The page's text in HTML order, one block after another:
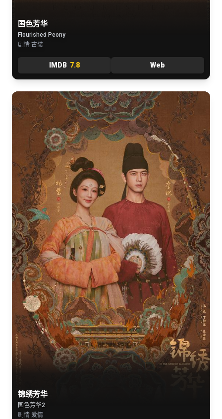
国色芳华
Flourished Peony
剧情 古装
IMDB 7.8 Web
锦绣芳华
国色芳华2
剧情 爱情